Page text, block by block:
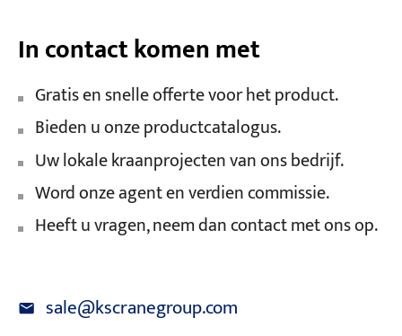
In contact komen met
Gratis en snelle offerte voor het product.
Bieden u onze productcatalogus.
Uw lokale kraanprojecten van ons bedrijf.
Word onze agent en verdien commissie.
Heeft u vragen, neem dan contact met ons op.
sale@kscranegroup.com